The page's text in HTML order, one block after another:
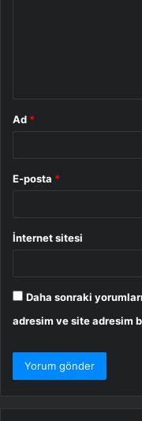
Ad *
E-posta *
İnternet sitesi
Daha sonraki
adresim ve site adresim